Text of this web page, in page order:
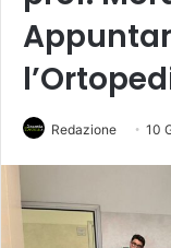
Redazione 10